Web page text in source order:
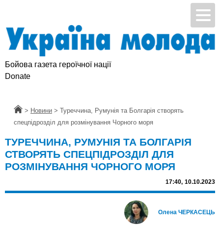
Бойова газета героїчної нації
Donate
Головна
> Новини > Туреччина, Румунія та Болгарія створять
спецпідрозділ для розмінування Чорного моря
ТУРЕЧЧИНА, РУМУНІЯ ТА БОЛГАРІЯ
СТВОРЯТЬ СПЕЦПІДРОЗДІЛ ДЛЯ
РОЗМІНУВАННЯ ЧОРНОГО МОРЯ
17:40, 10.10.2023
Олена ЧЕРКАСЕЦЬ